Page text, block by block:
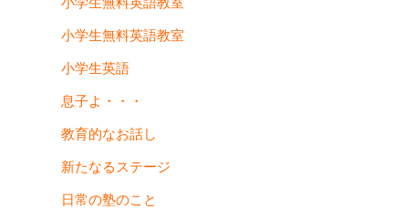
小学生無料英語教室
小学生英語
息子よ・・・
教育的なお話し
新たなるステージ
日常の塾のこと